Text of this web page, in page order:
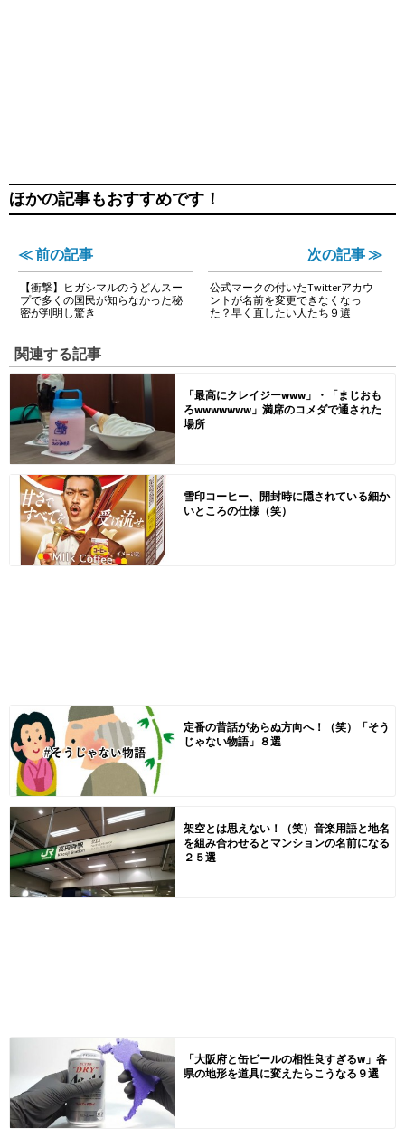
ほかの記事もおすすめです！
≪ 前の記事
【衝撃】ヒガシマルのうどんスー
プで多くの国民が知らなかった秘
密が判明し驚き
次の記事 ≫
公式マークの付いたTwitterアカウ
ントが名前を変更できなくなっ
た？早く直したい人たち９選
関連する記事
「最高にクレイジーwww」・「まじおも
ろwwwwwww」満席のコメダで通された
場所
雪印コーヒー、開封時に隠されている細か
いところの仕様（笑）
定番の昔話があらぬ方向へ！（笑）「そう
じゃない物語」８選
架空とは思えない！（笑）音楽用語と地名
を組み合わせるとマンションの名前になる
２５選
「大阪府と缶ビールの相性良すぎるw」各
県の地形を道具に変えたらこうなる９選